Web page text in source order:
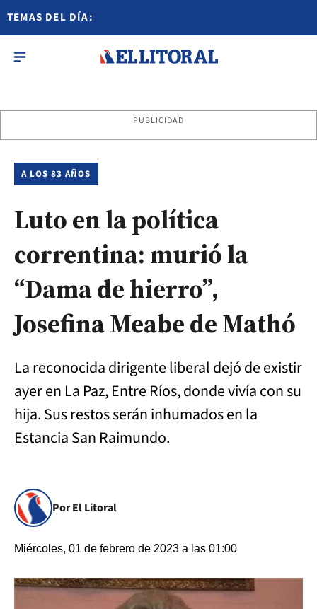
TEMAS DEL DÍA:
PUBLICIDAD
A LOS 83 AÑOS
Luto en la política
correntina: murió la
“Dama de hierro”,
Josefina Meabe de Mathó
La reconocida dirigente liberal dejó de existir
ayer en La Paz, Entre Ríos, donde vivía con su
hija. Sus restos serán inhumados en la
Estancia San Raimundo.
Por El Litoral
Miércoles, 01 de febrero de 2023 a las 01:00